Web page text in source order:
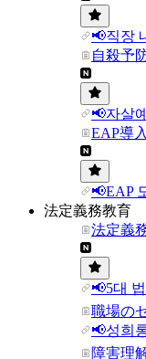
📢직장
自殺予
📢자살
EAP導
📢EAP
法定義務教育
法定義
📢5대
職場の
📢성희
障害理